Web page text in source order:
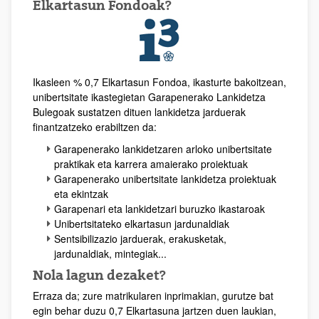
Elkartasun Fondoak?
Ikasleen % 0,7 Elkartasun Fondoa, ikasturte bakoitzean,
unibertsitate ikastegietan Garapenerako Lankidetza
Bulegoak sustatzen dituen lankidetza jarduerak
finantzatzeko erabiltzen da:
Garapenerako lankidetzaren arloko unibertsitate
praktikak eta karrera amaierako proiektuak
Garapenerako unibertsitate lankidetza proiektuak
eta ekintzak
Garapenari eta lankidetzari buruzko ikastaroak
Unibertsitateko elkartasun jardunaldiak
Sentsibilizazio jarduerak, erakusketak,
jardunaldiak, mintegiak...
Nola lagun dezaket?
Erraza da; zure matrikularen inprimakian, gurutze bat
egin behar duzu 0,7 Elkartasuna jartzen duen laukian,